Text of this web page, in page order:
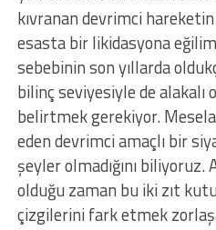
kıvranan devrimci
esasta bir likidasyona
sebebinin son yıllarda
bilinç seviyesiyle de alakalı
belirtmek gerekiyor.
eden devrimci amaçlı bir
şeyler olmadığını
olduğu zaman bu iki zıt
çizgilerini fark etmek